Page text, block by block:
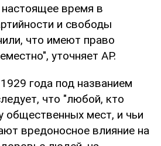
время в
и свободы
что имеют право
уточняет АР.
года под названием
что "любой, кто
общественных мест, и чьи
вредоносное влияние на